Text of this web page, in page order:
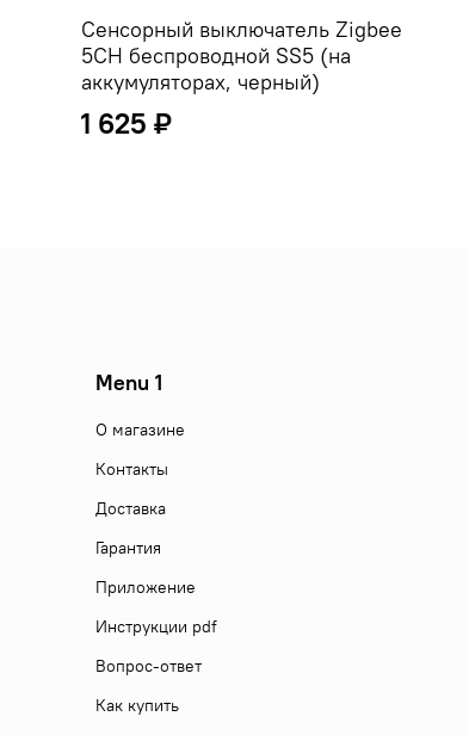
Сенсорный выключатель Zigbee
5CH беспроводной SS5 (на
аккумуляторах, черный)
1 625 ₽
Menu 1
О магазине
Контакты
Доставка
Гарантия
Приложение
Инструкции pdf
Вопрос-ответ
Как купить